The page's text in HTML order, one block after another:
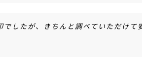
でしたが、きちんと調べていただけ